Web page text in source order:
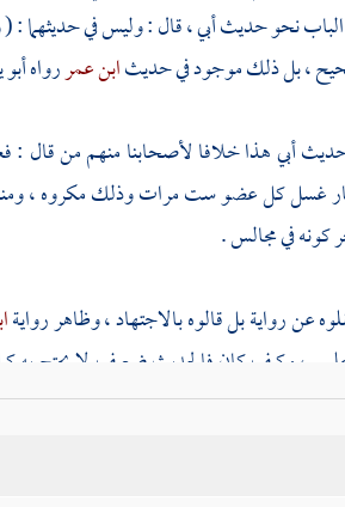
نحو حديثأبي، قال : وليس في حديثهما
، بل ذلك موجود في حديثابن عمررواه
حديثأبيهذا خلافا لأصحابنا منهم من قال
غسل كل عضو ست مرات وذلك مكروه ،
في مجالس .
عن رواية بل قالوه بالاجتهاد ، وظاهر رواية
، وكيف كان فالحديث ضعيف لا يحتج به
صحيحة منها حديثعثمانرضي الله عنه